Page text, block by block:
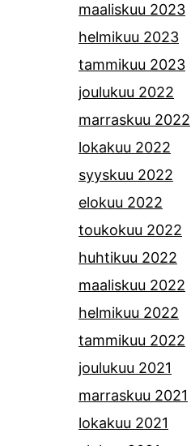
maaliskuu 2023
helmikuu 2023
tammikuu 2023
joulukuu 2022
marraskuu 2022
lokakuu 2022
syyskuu 2022
elokuu 2022
toukokuu 2022
huhtikuu 2022
maaliskuu 2022
helmikuu 2022
tammikuu 2022
joulukuu 2021
marraskuu 2021
lokakuu 2021